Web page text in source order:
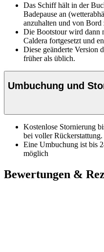
Das Schiff hält in der
Badepause an
anzuhalten und von Bord
Die Bootstour wird dann
Caldera fortgesetzt und
Diese geänderte Version
früher als üblich.
Umbuchung und
Kostenlose Stornierung
bei voller Rückerstattung.
Eine Umbuchung ist bis
möglich
Bewertungen &